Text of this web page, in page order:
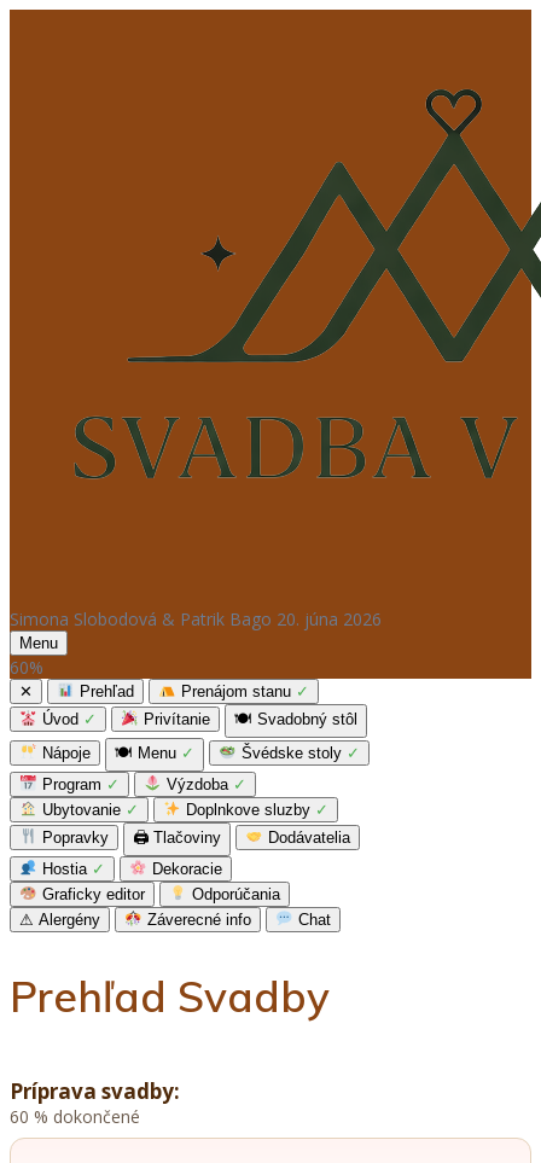
Simona Slobodová & Patrik Bago 20. júna 2026
Menu
60%
✕ Prehľad Prenájom stanu ✓
Úvod ✓ Privítanie 🍽 Svadobný stôl
Nápoje
🍽 Menu ✓ Švédske stoly ✓
Program ✓ Výzdoba ✓
Ubytovanie ✓ Doplnkove sluzby ✓
Popravky
🖨 Tlačoviny
Dodávatelia
Hostia ✓
Dekoracie
Graficky editor
Odporúčania
⚠ Alergény Záverecné info Chat
Prehľad Svadby
Príprava svadby:
60 % dokončené